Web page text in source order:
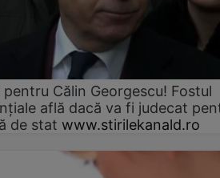
pentru Călin Georgescu! Fostul
află dacă va fi judecat
de stat www.stirilekanald.ro